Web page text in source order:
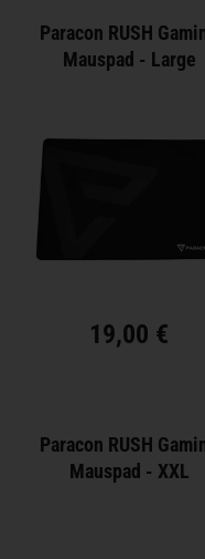
Paracon RUSH
Mauspad - Large
19,00 €
Paracon RUSH
Mauspad - XXL